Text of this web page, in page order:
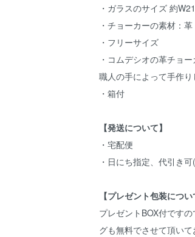
・ガラスのサイズ 約
・チョーカーの素材：革
・フリーサイズ
・コムデシオの革チョ
職人の手によって手作り
・箱付
【発送について】
・宅配便
・日にち指定、代引き可
【プレゼント包装につい
プレゼントBOX付です
グも無料でさせて頂いて